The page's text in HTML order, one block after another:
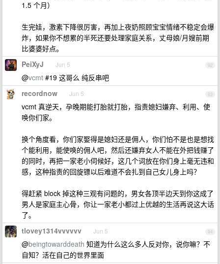
1.5 个月）
生完娃，激素下降很厉害，再加上夜奶照顾宝宝情绪不稳定会爆
炸，如果你不想累的半死还要处理家庭关系，丈母娘/月嫂前期
比婆婆好点。
92
PeiXyJ Jun 5
@vcmt #19 这哥么 纯反串吧
93
recordnow Jun 5
vcmt 真逆天，孕晚期能打胎就打胎，指责媳妇嫌弃、利用、使
唤你们家。
换个角度看，你们家娶得是媳妇还是佣人，你们怕不是也是想找
个能利用，能使唤的佣人吧，然后还嫌弃女人不能在外把钱赚了
的同时，再把一家老小伺候好，这几个词放在你们身上毫无违和
感，这种指责的回旋镖以后难道不会扎到自己女儿身上吗？
得赶紧 block 掉这种三观有问题的，男女各顶半边天到你这成了
男人是家庭主心骨，你让一家老小都过上优越的生活再说这大话
了。
94
tlovey1314vvvvvv Jun 5
@beingtowarddeath 知道为什么这么多人反对你，说你嘛？不
自知？活在自己的世界里面